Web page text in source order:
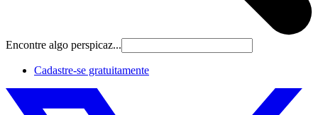
Encontre algo perspicaz...
Cadastre‐se gratuitamente